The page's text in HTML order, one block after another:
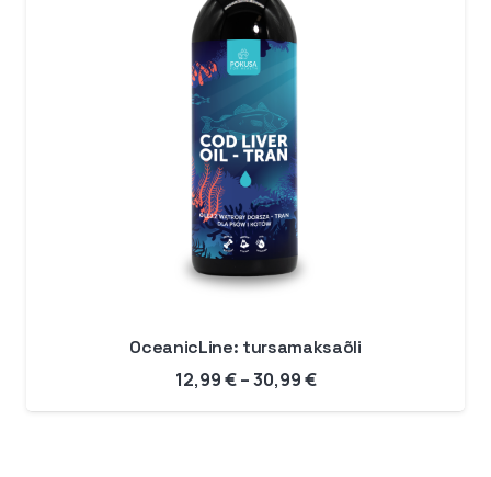
OceanicLine: tursamaksaõli
12,99€ –30,99€Hinnavahemik:
12,99 €